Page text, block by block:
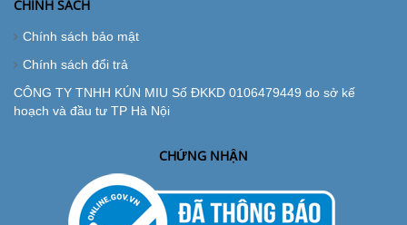
CHÍNH SÁCH
Chính sách bảo mật
Chính sách đổi trả
CÔNG TY TNHH KÚN MIU Số ĐKKD 0106479449 do sở kế
hoạch và đầu tư TP Hà Nội
CHỨNG NHẬN